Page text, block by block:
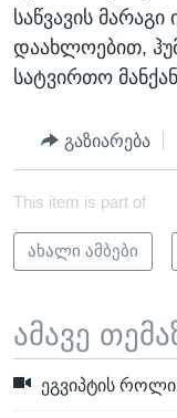
საწვავის
დაახლოებით,
სატვირთო
გაზიარება
This item is part of
ახალი ამბები
ამავე
ეგვიპტის როლი